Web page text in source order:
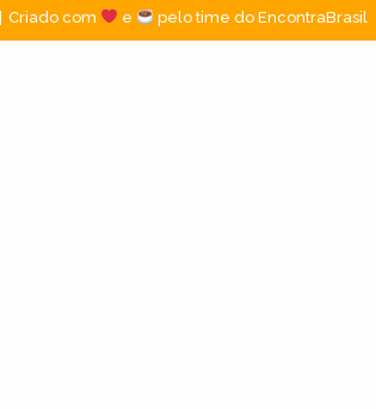
Criado com e pelo time do EncontraBrasil